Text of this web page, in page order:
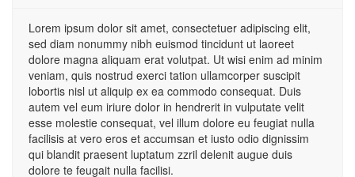
Lorem ipsum dolor sit amet, consectetuer adipiscing elit,
sed diam nonummy nibh euismod tincidunt ut laoreet
dolore magna aliquam erat volutpat. Ut wisi enim ad minim
veniam, quis nostrud exerci tation ullamcorper suscipit
lobortis nisl ut aliquip ex ea commodo consequat. Duis
autem vel eum iriure dolor in hendrerit in vulputate velit
esse molestie consequat, vel illum dolore eu feugiat nulla
facilisis at vero eros et accumsan et iusto odio dignissim
qui blandit praesent luptatum zzril delenit augue duis
dolore te feugait nulla facilisi.